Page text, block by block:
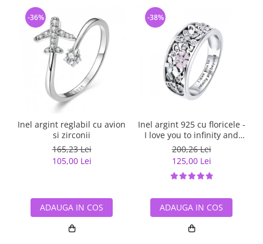
Inel argint reglabil cu avion
si zirconii
165,23 Lei
105,00 Lei
-36%
ADAUGA IN COS
Inel argint 925 cu floricele -
I love you to infinity and
beyond - Be Nature
IST0055
200,26 Lei
125,00 Lei
-38%
ADAUGA IN COS